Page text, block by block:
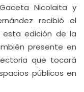
Nicolaita y
recibió el
esta edición de la
presente en
que tocará
públicos en